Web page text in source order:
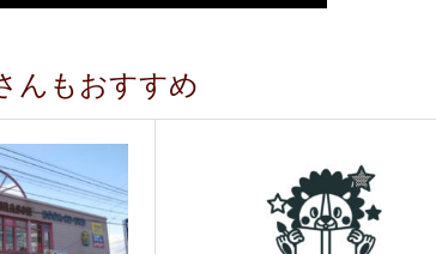
んもおすすめ